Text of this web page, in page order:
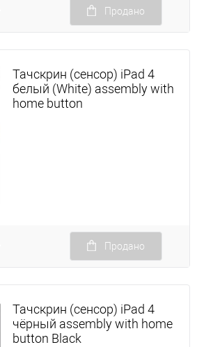
Продано
Тачскрин (сенсор) iPad 4
белый (White) assembly with
home button
Продано
Тачскрин (сенсор) iPad 4
чёрный assembly with home
button Black